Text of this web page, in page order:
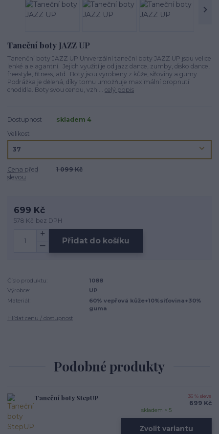
Taneční boty JAZZ UP
Tanenční­ boty JAZZ UP Univerzální taneční boty JAZZ UP jsou velice
lehké a elagantní. Jejich využití je od jazz dance, zumby, disko dance,
freestyle, fitness, atd. Boty jsou vyrobeny z kůže, síťoviny a gumy.
Podrážka je dělená, díky tomu umožňuje maximální propnutí
chodidla. Boty svou cenou, vzhl... celý popis
Dostupnost
skladem 4
Velikost
Cena před
slevou
1 099 Kč
699 Kč
578 Kč bez DPH
Přidat do košíku
Číslo produktu:
1088
Výrobce:
UP
Materiál:
60% vepřová kůže+10%síťovina+30%
guma
Hlídat cenu / dostupnost
Podobné produkty
Taneční boty StepUP 36 % sleva
699 Kč
skladem > 5
Zvolit variantu